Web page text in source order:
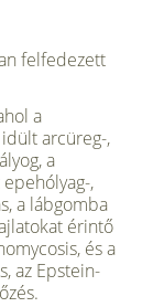
felfedezett
a
arcüreg-,
a
,
a lábgomba
érintő
és a
az Epstein-